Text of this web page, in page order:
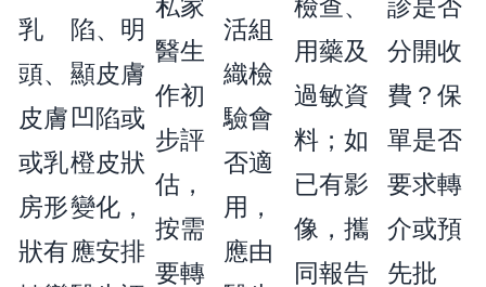
乳
頭、
皮膚
或乳
房形
狀有
陷、明
顯皮膚
凹陷或
橙皮狀
變化，
應安排
醫生
作初
步評
估，
按需
要轉
活組
織檢
驗會
否適
用，
應由
用藥及
過敏資
料；如
已有影
像，攜
同報告
分開收
費？保
單是否
要求轉
介或預
先批